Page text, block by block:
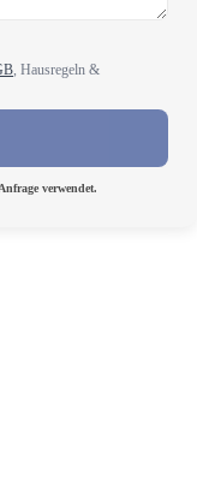
, Hausregeln &
verwendet.